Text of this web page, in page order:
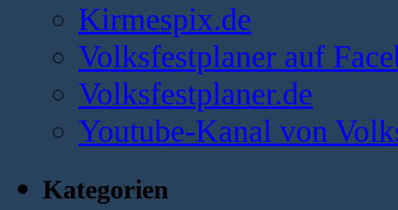
Kirmespix.de
Volksfestplaner auf
Volksfestplaner.de
Youtube-Kanal von
Kategorien